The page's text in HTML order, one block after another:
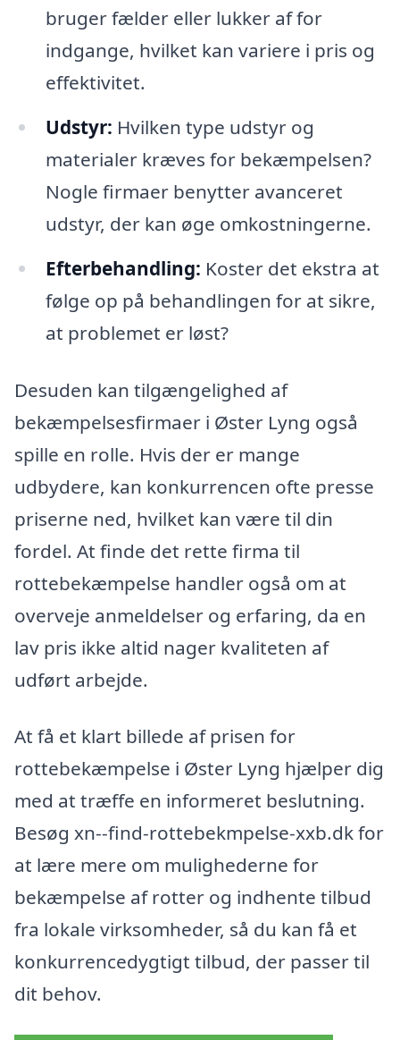
bruger fælder eller lukker af for
indgange, hvilket kan variere i pris og
effektivitet.
Udstyr: Hvilken type udstyr og
materialer kræves for bekæmpelsen?
Nogle firmaer benytter avanceret
udstyr, der kan øge omkostningerne.
Efterbehandling: Koster det ekstra at
følge op på behandlingen for at sikre,
at problemet er løst?
Desuden kan tilgængelighed af
bekæmpelsesfirmaer i Øster Lyng også
spille en rolle. Hvis der er mange
udbydere, kan konkurrencen ofte presse
priserne ned, hvilket kan være til din
fordel. At finde det rette firma til
rottebekæmpelse handler også om at
overveje anmeldelser og erfaring, da en
lav pris ikke altid nager kvaliteten af
udført arbejde.
At få et klart billede af prisen for
rottebekæmpelse i Øster Lyng hjælper dig
med at træffe en informeret beslutning.
Besøg xn--find-rottebekmpelse-xxb.dk for
at lære mere om mulighederne for
bekæmpelse af rotter og indhente tilbud
fra lokale virksomheder, så du kan få et
konkurrencedygtigt tilbud, der passer til
dit behov.